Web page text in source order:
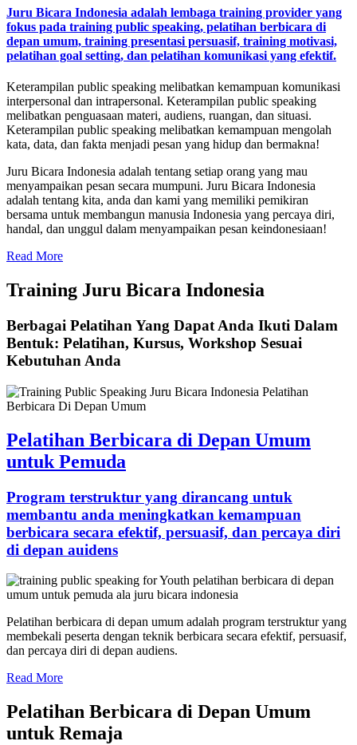
Juru Bicara Indonesia adalah lembaga training provider yang
fokus pada training public speaking, pelatihan berbicara di
depan umum, training presentasi persuasif, training motivasi,
pelatihan goal setting, dan pelatihan komunikasi yang efektif.
Keterampilan public speaking melibatkan kemampuan komunikasi
interpersonal dan intrapersonal. Keterampilan public speaking
melibatkan penguasaan materi, audiens, ruangan, dan situasi.
Keterampilan public speaking melibatkan kemampuan mengolah
kata, data, dan fakta menjadi pesan yang hidup dan bermakna!
Juru Bicara Indonesia adalah tentang setiap orang yang mau
menyampaikan pesan secara mumpuni. Juru Bicara Indonesia
adalah tentang kita, anda dan kami yang memiliki pemikiran
bersama untuk membangun manusia Indonesia yang percaya diri,
handal, dan unggul dalam menyampaikan pesan keindonesiaan!
Read More
Training Juru Bicara Indonesia
Berbagai Pelatihan Yang Dapat Anda Ikuti Dalam
Bentuk: Pelatihan, Kursus, Workshop Sesuai
Kebutuhan Anda
Pelatihan Berbicara di Depan Umum
untuk Pemuda
Program terstruktur yang dirancang untuk
membantu anda meningkatkan kemampuan
berbicara secara efektif, persuasif, dan percaya diri
di depan auidens
Pelatihan berbicara di depan umum adalah program terstruktur yang
membekali peserta dengan teknik berbicara secara efektif, persuasif,
dan percaya diri di depan audiens.
Read More
Pelatihan Berbicara di Depan Umum
untuk Remaja